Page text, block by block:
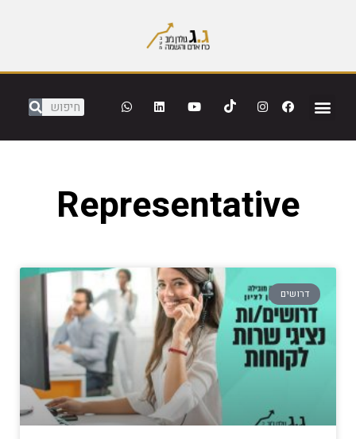
Representative
דרושים